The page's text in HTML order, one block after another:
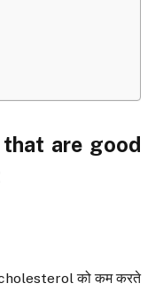
that are good
को कम करते